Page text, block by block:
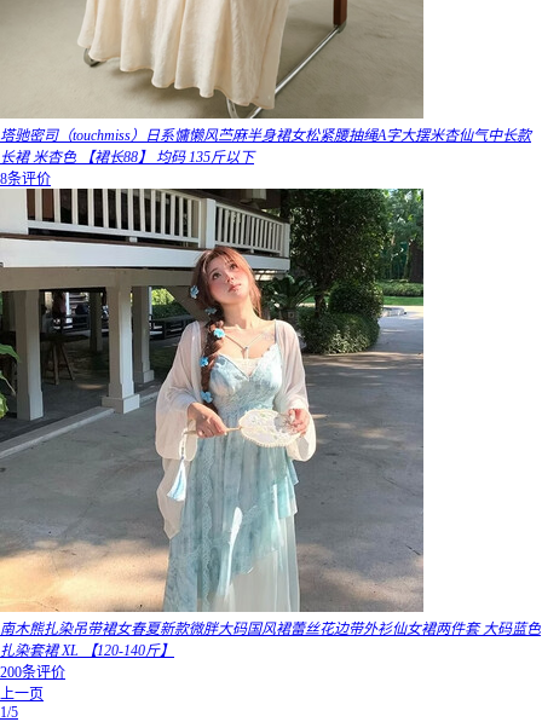
塔驰密司（touchmiss）日系慵懒风苎麻半身裙女松紧腰抽绳A字大摆米杏仙气中长款
长裙 米杏色 【裙长88】 均码 135斤以下
8条评价
南木熊扎染吊带裙女春夏新款微胖大码国风裙蕾丝花边带外衫仙女裙两件套 大码蓝色
扎染套裙 XL 【120-140斤】
200条评价
上一页
1/5